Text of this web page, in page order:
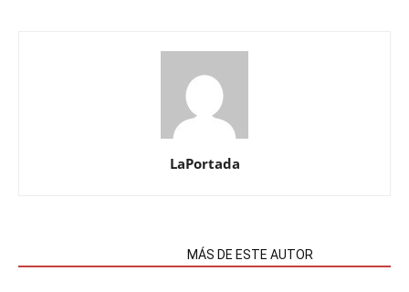
LaPortada
MÁS DE ESTE AUTOR